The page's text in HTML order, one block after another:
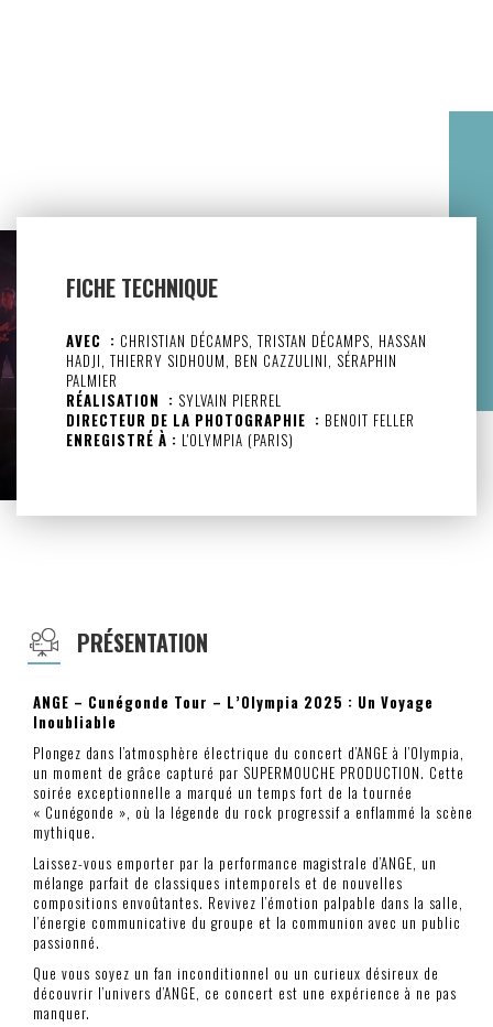
FICHE TECHNIQUE
AVEC : CHRISTIAN DÉCAMPS, TRISTAN DÉCAMPS, HASSAN
HADJI, THIERRY SIDHOUM, BEN CAZZULINI, SÉRAPHIN
PALMIER
RÉALISATION : SYLVAIN PIERREL
DIRECTEUR DE LA PHOTOGRAPHIE : BENOIT FELLER
ENREGISTRÉ À : L'OLYMPIA (PARIS)
PRÉSENTATION
ANGE – Cunégonde Tour – L’Olympia 2025 : Un Voyage
Inoubliable
Plongez dans l’atmosphère électrique du concert d’ANGE à l’Olympia,
un moment de grâce capturé par SUPERMOUCHE PRODUCTION. Cette
soirée exceptionnelle a marqué un temps fort de la tournée
« Cunégonde », où la légende du rock progressif a enflammé la scène
mythique.
Laissez-vous emporter par la performance magistrale d’ANGE, un
mélange parfait de classiques intemporels et de nouvelles
compositions envoûtantes. Revivez l’émotion palpable dans la salle,
l’énergie communicative du groupe et la communion avec un public
passionné.
Que vous soyez un fan inconditionnel ou un curieux désireux de
découvrir l’univers d’ANGE, ce concert est une expérience à ne pas
manquer.